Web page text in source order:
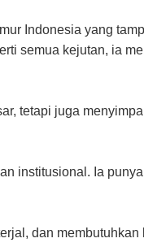
Indonesia yang
semua kejutan, ia
tetapi juga
institusional. Ia
dan